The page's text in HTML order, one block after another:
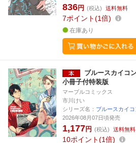
836円 (税込) 送料無料
7ポイント 1倍
在庫あり
ブルースカイ
小冊子付特装版
マーブルコミックス
市川けい
シリーズ名： ブルースカイ
2026年08月07日頃発売
1,177円 (税込) 送料無料
10ポイント 1倍